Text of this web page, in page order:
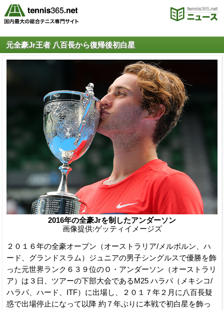
元全豪Jr王者 八百長から復帰後初白星
2016年の全豪Jrを制したアンダーソン
画像提供:ゲッティイメージズ
２０１６年の全豪オープン（オーストラリア/メルボルン、ハ
ード、グランドスラム）ジュニアの男子シングルスで優勝を飾
った元世界ランク６３９位のＯ・アンダーソン（オーストラリ
ア）は３日、ツアーの下部大会であるM25 ハラパ（メキシコ/
ハラパ、ハード、ITF）に出場し、２０１７年２月に八百長疑
惑で出場停止になって以降 約７年ぶりに本戦で初白星を飾っ